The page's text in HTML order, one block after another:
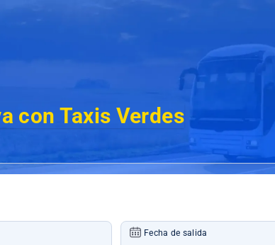
con Taxis Verdes
Fecha de salida